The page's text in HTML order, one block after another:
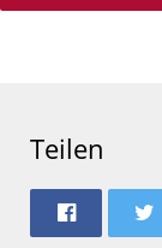
Teilen